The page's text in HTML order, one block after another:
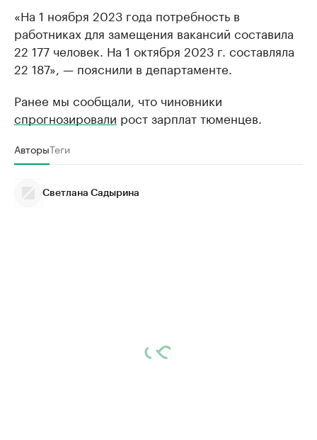
«На 1 ноября 2023 года потребность в
работниках для замещения вакансий составила
22 177 человек. На 1 октября 2023 г. составляла
22 187», — пояснили в департаменте.
Ранее мы сообщали, что чиновники
спрогнозировали рост зарплат тюменцев.
АвторыТеги
Светлана Садырина